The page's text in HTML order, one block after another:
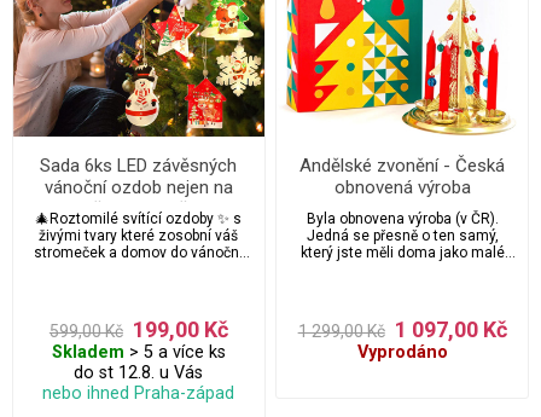
Sada 6ks LED závěsných
vánoční ozdob nejen na
vánoční stromeček +
baterie
🎄Roztomilé svítící ozdoby ✨ s
živými tvary které zosobní váš
stromeček a domov do vánoční
přátele a přinesou jim speciální
vánoční zážitek. Ikdyž má Nízké
napětí tak osvětlení září, šetří
energii, ale nepřehřívá se skvělé
tedy na stromeček.
599,00 Kč 199,00 Kč
Skladem > 5 a více ks
do st 12.8. u Vás
nebo ihned Praha-západ
Andělské zvonění - Česká
obnovená výroba
originálního zvonícího
stromku
Byla obnovena výroba (v ČR).
Jedná se přesně o ten samý,
který jste měli doma jako malé
stabilní, nepadá, pokud se ho jen
trochu dotknete. Bude Vám hrát /
cinkat i položený na radiátoru /
1 299,00 Kč 1 097,00 Kč
Vyprodáno